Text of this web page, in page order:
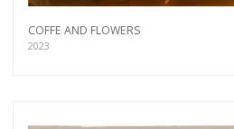
COFFE AND FLOWERS
2023